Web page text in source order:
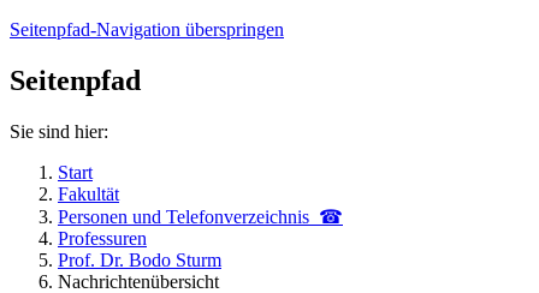
Seitenpfad-Navigation überspringen
Seitenpfad
Sie sind hier:
Start
Fakultät
Personen und Telefon­verzeichnis ☎
Professuren
Prof. Dr. Bodo Sturm
Nachrichtenübersicht